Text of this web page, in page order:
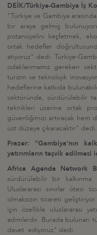
DEİK/Türkiye-Gambiya İş
"Türkiye ve Gambiya arasında
bir araya gelmiş
potansiyelini keşfetmek,
ortak hedefler
atıyoruz" dedi. Türkiye-
odaklanmamız gereken
turizm ve teknolojik
hedeflerine katkıda
sektöründe, sürdürülebilir
teknikleri üzerine ortak
güvenliğimizi artıracak hem
üst düzeye çıkaracaktır" dedi.
Frazer: "Gambiya'nın
yatırımların teşvik edilmesi
Africa Agenda Network
sürdürülebilir bir kalkınma
Uluslararası sınırlar ötesi
olmaksızın ticareti
için özellikle uluslararası
adımlardır. Burada bulunan
davet ediyoruz" dedi.